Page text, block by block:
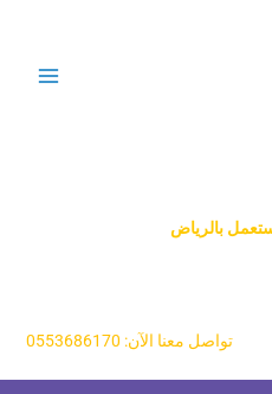
بالرياض
تواصل معنا الآن: 0553686170